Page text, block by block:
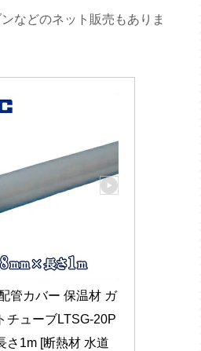
などのネット販売もありま
管カバー 保温材 ガ
チューブLTSG-20P
さ1m [断熱材 水道